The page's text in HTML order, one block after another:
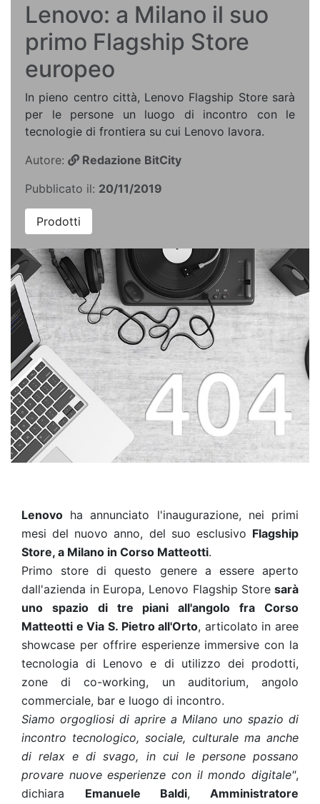
Lenovo: a Milano il suo
primo Flagship Store
europeo
In pieno centro città, Lenovo Flagship Store sarà
per le persone un luogo di incontro con le
tecnologie di frontiera su cui Lenovo lavora.
Autore:
Redazione BitCity
Pubblicato il: 20/11/2019
Prodotti
Lenovo ha annunciato l'inaugurazione, nei primi
mesi del nuovo anno, del suo esclusivo Flagship
Store, a Milano in Corso Matteotti.
Primo store di questo genere a essere aperto
dall'azienda in Europa, Lenovo Flagship Store sarà
uno spazio di tre piani all'angolo fra Corso
Matteotti e Via S. Pietro all'Orto, articolato in aree
showcase per offrire esperienze immersive con la
tecnologia di Lenovo e di utilizzo dei prodotti,
zone di co-working, un auditorium, angolo
commerciale, bar e luogo di incontro.
Siamo orgogliosi di aprire a Milano uno spazio di
incontro tecnologico, sociale, culturale ma anche
di relax e di svago, in cui le persone possano
provare nuove esperienze con il mondo digitale",
dichiara Emanuele Baldi, Amministratore